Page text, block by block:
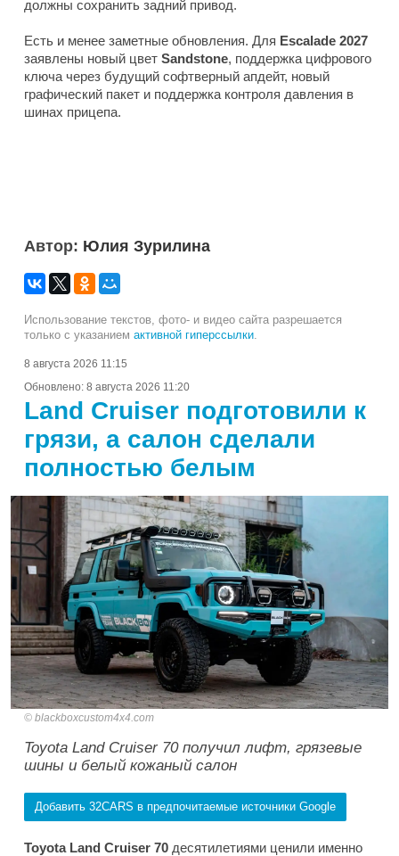
должны сохранить задний привод.
Есть и менее заметные обновления. Для Escalade 2027
заявлены новый цвет Sandstone, поддержка цифрового
ключа через будущий софтверный апдейт, новый
графический пакет и поддержка контроля давления в
шинах прицепа.
Автор: Юлия Зурилина
Использование текстов, фото- и видео сайта разрешается
только с указанием активной гиперссылки.
8 августа 2026 11:15
Обновлено: 8 августа 2026 11:20
Land Cruiser подготовили к
грязи, а салон сделали
полностью белым
blackboxcustom4x4.com
Toyota Land Cruiser 70 получил лифт, грязевые
шины и белый кожаный салон
Добавить 32CARS в предпочитаемые источники Google
Toyota Land Cruiser 70 десятилетиями ценили именно